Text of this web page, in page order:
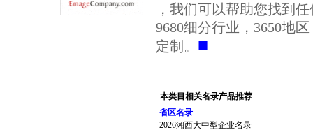
，我们可以帮助您找到
9680细分行业，3650地
定制。 ■
本类目相关名录产品推荐
省区名录
2026湘西大中型企业名录